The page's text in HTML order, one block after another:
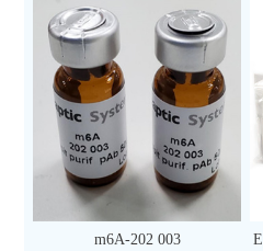
m6A-202 003